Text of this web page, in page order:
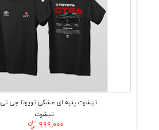
تیشرت پنبه ای مشکی تویوتا جی تی 86
تیشرت
۹۹۹,۰۰۰